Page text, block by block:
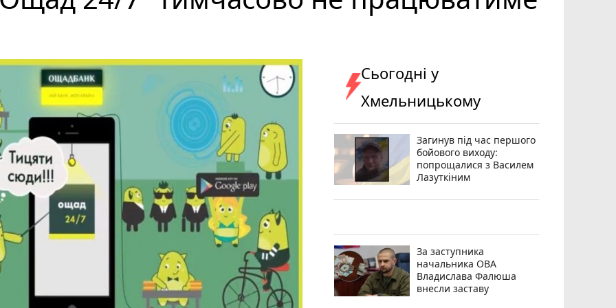
Сьогодні у
Хмельницькому
Загинув під час першого
бойового виходу:
попрощалися з Василем
Лазуткіним
За заступника
начальника ОВА
Владислава Фалюша
внесли заставу